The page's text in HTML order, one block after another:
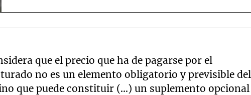
que el precio que ha de pagarse por el
no es un elemento obligatorio y previsible del
que puede constituir (...) un suplemento opcional